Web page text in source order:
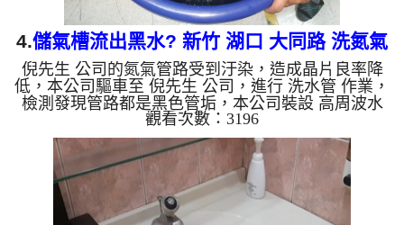
4.儲氣槽流出黑水? 新竹 湖口 大同路 洗氮氣
管
倪先生 公司的氮氣管路受到汙染，造成晶片良率降
低，本公司驅車至 倪先生 公司，進行 洗水管 作業，
檢測發現管路都是黑色管垢，本公司裝設 高周波水
管清洗機，灌入 檸檬酸 至水管，等了約15分，開啟
水管清洗機 ，啟動 螺旋波 模式，一開始就洗出黑色
髒水，上面還飄了油膩的異物，八個多小時後，出水
正常儲氣槽有乾淨了。 如是自來水，如水管老化，
會產生鐵鏽跟泥沙堆積，洗出來的水就會是咖啡色，
地下水含有氧化錳，管壁上會結成黑色管垢，洗出來
觀看次數：3196